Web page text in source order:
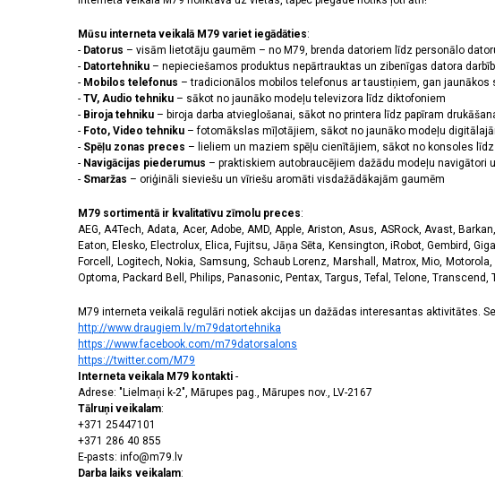
Mūsu interneta veikalā M79 variet iegādāties:
- Datorus – visām lietotāju gaumēm – no M79, brenda datoriem līdz personālo
- Datortehniku – nepieciešamos produktus nepārtrauktas un zibenīgas datora
- Mobilos telefonus – tradicionālos mobilos telefonus ar taustiņiem, gan jaunākos
- TV, Audio tehniku – sākot no jaunāko modeļu televizora līdz diktofoniem
- Biroja tehniku – biroja darba atvieglošanai, sākot no printera līdz papīram
- Foto, Video tehniku – fotomākslas mīļotājiem, sākot no jaunāko modeļu
- Spēļu zonas preces – lieliem un maziem spēļu cienītājiem, sākot no konsoles
- Navigācijas piederumus – praktiskiem autobraucējiem dažādu modeļu navigātori
- Smaržas – oriģināli sieviešu un vīriešu aromāti visdažādākajām gaumēm
M79 sortimentā ir kvalitatīvu zīmolu preces:
AEG, A4Tech, Adata, Acer, Adobe, AMD, Apple, Ariston, Asus, ASRock, Avast,
Eaton, Elesko, Electrolux, Elica, Fujitsu, Jāņa Sēta, Kensington, iRobot, Gembird,
Forcell, Logitech, Nokia, Samsung, Schaub Lorenz, Marshall, Matrox, Mio,
Optoma, Packard Bell, Philips, Panasonic, Pentax, Targus, Tefal, Telone,
M79 interneta veikalā regulāri notiek akcijas un dažādas interesantas aktivitātes.
http://www.draugiem.lv/m79datortehnika
https://www.facebook.com/m79datorsalons
https://twitter.com/M79
Interneta veikala M79 kontakti -
Adrese: "Lielmaņi k-2", Mārupes pag., Mārupes nov., LV-2167
Tālruņi veikalam:
+371 25447101
+371 286 40 855
E-pasts: info@m79.lv
Darba laiks veikalam: